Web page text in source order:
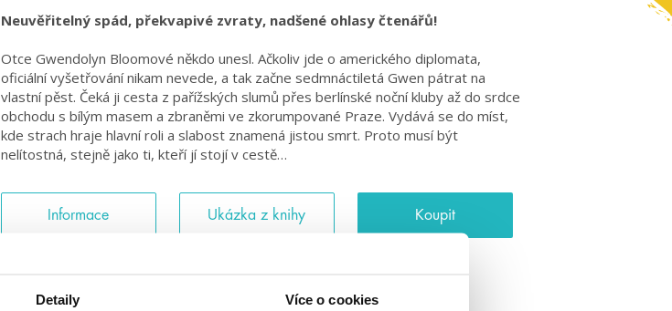
Detaily Více o cookies
Neuvěřitelný spád, překvapivé zvraty, nadšené ohlasy čtenářů!
Otce Gwendolyn Bloomové někdo unesl. Ačkoliv jde o amerického diplomata,
oficiální vyšetřování nikam nevede, a tak začne sedmnáctiletá Gwen pátrat na
vlastní pěst. Čeká ji cesta z pařížských slumů přes berlínské noční kluby až do srdce
obchodu s bílým masem a zbraněmi ve zkorumpované Praze. Vydává se do míst,
kde strach hraje hlavní roli a slabost znamená jistou smrt. Proto musí být
nelítostná, stejně jako ti, kteří jí stojí v cestě…
Informace Ukázka z knihy Koupit